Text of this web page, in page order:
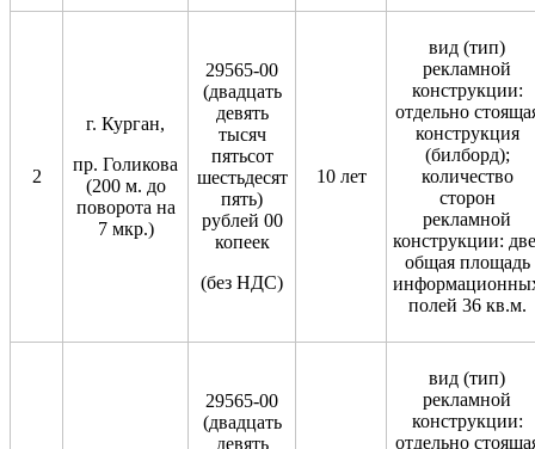
2
г. Курган,
пр. Голикова
(200 м. до
поворота на
7 мкр.)
29565-00
(двадцать
девять
тысяч
пятьсот
шестьдесят
пять)
рублей 00
копеек
(без НДС)
10 лет
вид (тип)
рекламной
конструкции:
отдельно
конструкция
(билборд);
количество
сторон
рекламной
конструкции:
общая площадь
полей 36 кв.м.
29565-00
(двадцать
девять
вид (тип)
рекламной
конструкции:
отдельно